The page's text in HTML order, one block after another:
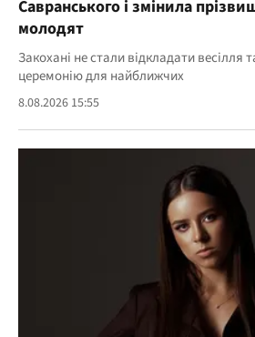
Савранського і змінила
молодят
Закохані не стали відкладати
церемонію для найближчих
8.08.2026 15:55